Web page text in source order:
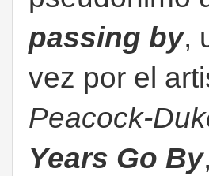
passing by,
vez por el
Peacock-
Years Go By